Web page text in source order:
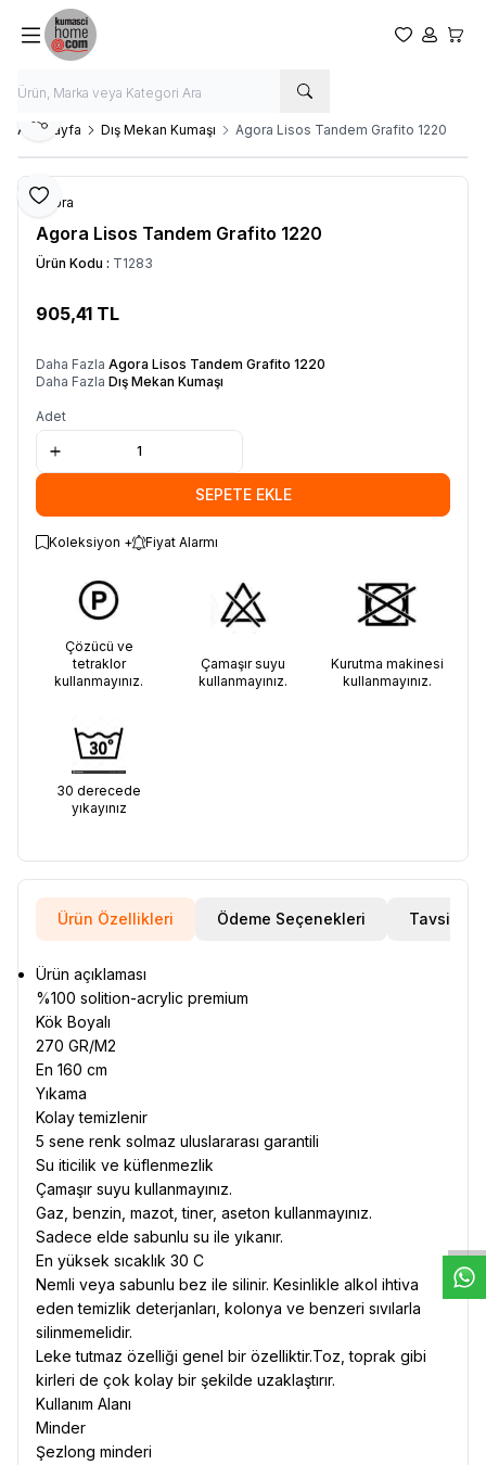
Favorilerim
Hesabım
Ana Sayfa Dış Mekan Kumaşı Agora Lisos Tandem Grafito 1220
Favoriye Ekle
Paylaş
Agora
Agora Lisos Tandem Grafito 1220
Ürün Kodu : T1283
905,41 TL
Daha Fazla Agora Lisos Tandem Grafito 1220
Daha Fazla Dış Mekan Kumaşı
Adet
SEPETE EKLE
Koleksiyon + Fiyat Alarmı
Çözücü ve
tetraklor
kullanmayınız.
Çamaşır suyu
kullanmayınız.
Kurutma makinesi
kullanmayınız.
30 derecede
yıkayınız
Ürün Özellikleri Ödeme Seçenekleri Tavsiye Et
Ürün açıklaması
%100 solition-acrylic premium
Kök Boyalı
270 GR/M2
En 160 cm
Yıkama
Kolay temizlenir
5 sene renk solmaz uluslararası garantili
Su iticilik ve küflenmezlik
Çamaşır suyu kullanmayınız.
Gaz, benzin, mazot, tiner, aseton kullanmayınız.
Sadece elde sabunlu su ile yıkanır.
En yüksek sıcaklık 30 C
Nemli veya sabunlu bez ile silinir. Kesinlikle alkol ihtiva
eden temizlik deterjanları, kolonya ve benzeri sıvılarla
silinmemelidir.
Leke tutmaz özelliği genel bir özelliktir.Toz, toprak gibi
kirleri de çok kolay bir şekilde uzaklaştırır.
Kullanım Alanı
Minder
Şezlong minderi